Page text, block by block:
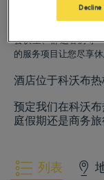
我们的郁锦香酒店欢
会议室、舒适客房等
的服务项目让您尽享
酒店位于科沃布热
预定我们在科沃
庭假期还是商务
列表
Decline